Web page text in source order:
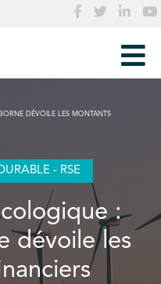
DÉVOILE LES MONTANTS
- RSE
:
dévoile les